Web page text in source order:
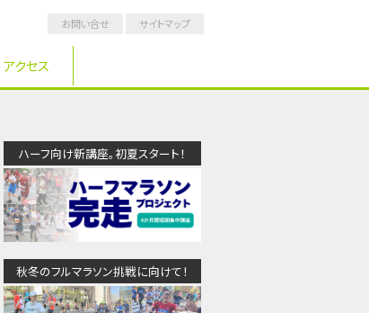
アクセス
お問い合せ サイトマップ
ハーフ向け新講座。初夏スタート！
秋冬のフルマラソン挑戦に向けて！